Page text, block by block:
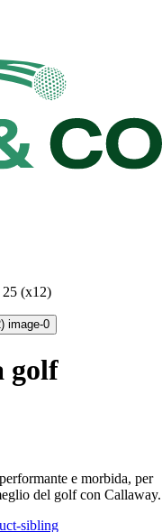
25 (x12)
golf
e morbida, per
del golf con Callaway.